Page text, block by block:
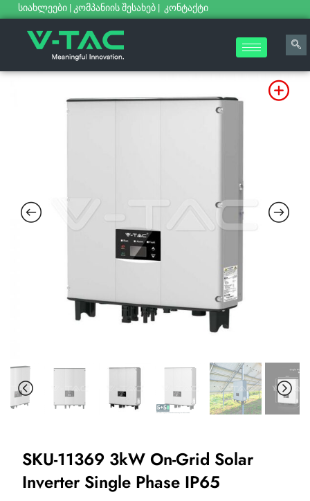
სიახლეები | კომპანიის შესახებ | კონტაქტი
SKU-11369 3kW On-Grid Solar
Inverter Single Phase IP65